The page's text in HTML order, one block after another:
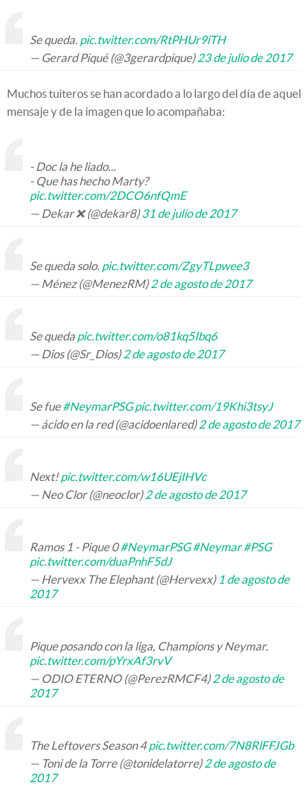
Se queda. pic.twitter.com/RtPHUr9iTH
— Gerard Piqué (@3gerardpique)23 de julio de 2017
Muchos tuiteros se han acordado a lo largo del día de aquel
mensaje y de la imagen que lo acompañaba:
- Doc la he liado...
- Que has hecho Marty?
pic.twitter.com/2DCO6nfQmE
— Dekar ❌ (@dekar8)31 de julio de 2017
Se queda solo. pic.twitter.com/ZgyTLpwee3
— Ménez (@MenezRM)2 de agosto de 2017
Se queda pic.twitter.com/o81kq5Ibq6
— Dios (@Sr_Dios)2 de agosto de 2017
Se fue#NeymarPSG pic.twitter.com/19Khi3tsyJ
— ácido en la red (@acidoenlared)2 de agosto de 2017
Next!pic.twitter.com/w16UEjIHVc
— Neo Clor (@neoclor)2 de agosto de 2017
Ramos 1 - Pique 0#NeymarPSG #Neymar #PSG
pic.twitter.com/duaPnhF5dJ
— Hervexx The Elephant (@Hervexx) 1 de agosto de
2017
Pique posando con la liga, Champions y Neymar.
pic.twitter.com/pYrxAf3rvV
— ODIO ETERNO (@PerezRMCF4)2 de agosto de
2017
The Leftovers Season 4pic.twitter.com/7N8RlFFJGb
— Toni de la Torre (@tonidelatorre)2 de agosto de
2017